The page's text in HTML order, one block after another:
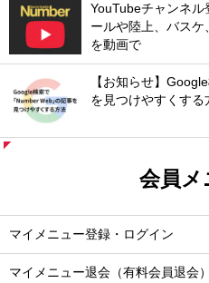
YouTubeチャンネ
ールや陸上、バス
を動画で
【お知らせ】
を見つけやすくする
会員メ
マイメニュー登録・ログイン
マイメニュー退会（有料会員退会）